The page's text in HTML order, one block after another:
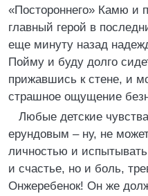
«Постороннего» Камю и
главный герой в
еще минуту назад
Пойму и буду долго
прижавшись к стене, и
страшное ощущение
Любые детские
ерундовым – ну, не
личностью и испытывать
и счастье, но и боль,
Онжеребенок! Он же